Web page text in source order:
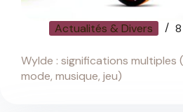
Actualités & Divers
Wylde : significations multiples
mode, musique, jeu)